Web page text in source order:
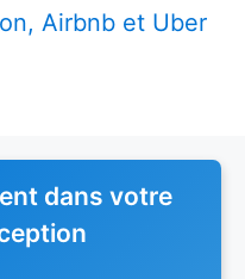
Airbnb et Uber
dans votre